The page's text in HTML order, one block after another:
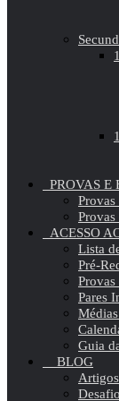
PROVAS
ACESSO
Lista
Pré-
Provas
Pares
Guia
BLOG
Artigos